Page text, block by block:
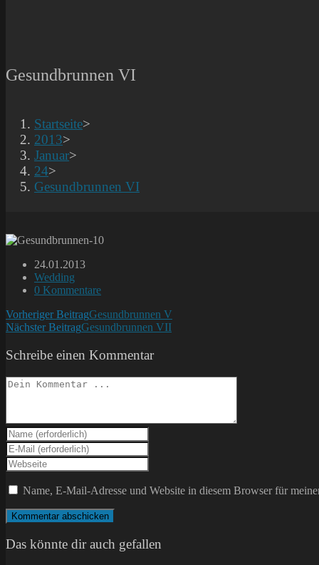
Gesundbrunnen VI
Startseite>
2013>
Januar>
24>
Gesundbrunnen VI
Beitrag
veröffentlicht:
24.01.2013
Beitrags-
Kategorie:
Wedding
Beitrags-
0 Kommentare
Weitere
Artikel
ansehen
Vorheriger BeitragGesundbrunnen V
Nächster BeitragGesundbrunnen VII
Schreibe einen Kommentar
Kommentieren
Gib
deinen
Namen
oder
Benutzernamen
zum
Kommentieren
ein
Gib
deine
E-
Mail-
Adresse
zum
Kommentieren
ein
Gib
deine
Website-
ein
(optional)
Name, E-Mail-Adresse und Website in diesem Browser für
Das könnte dir auch gefallen